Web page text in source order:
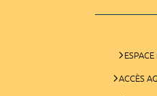
ESPACE
ACCÈS